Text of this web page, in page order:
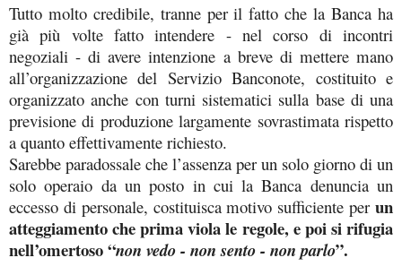
Tutto molto credibile, tranne per il fatto che la Banca ha
già più volte fatto intendere - nel corso di incontri
negoziali - di avere intenzione a breve di mettere mano
all’organizzazione del Servizio Banconote, costituito e
organizzato anche con turni sistematici sulla base di una
previsione di produzione largamente sovrastimata rispetto
a quanto effettivamente richiesto.
Sarebbe paradossale che l’assenza per un solo giorno di un
solo operaio da un posto in cui la Banca denuncia un
eccesso di personale, costituisca motivo sufficiente per un
atteggiamento che prima viola le regole, e poi si rifugia
nell’omertoso “non vedo - non sento - non parlo”.